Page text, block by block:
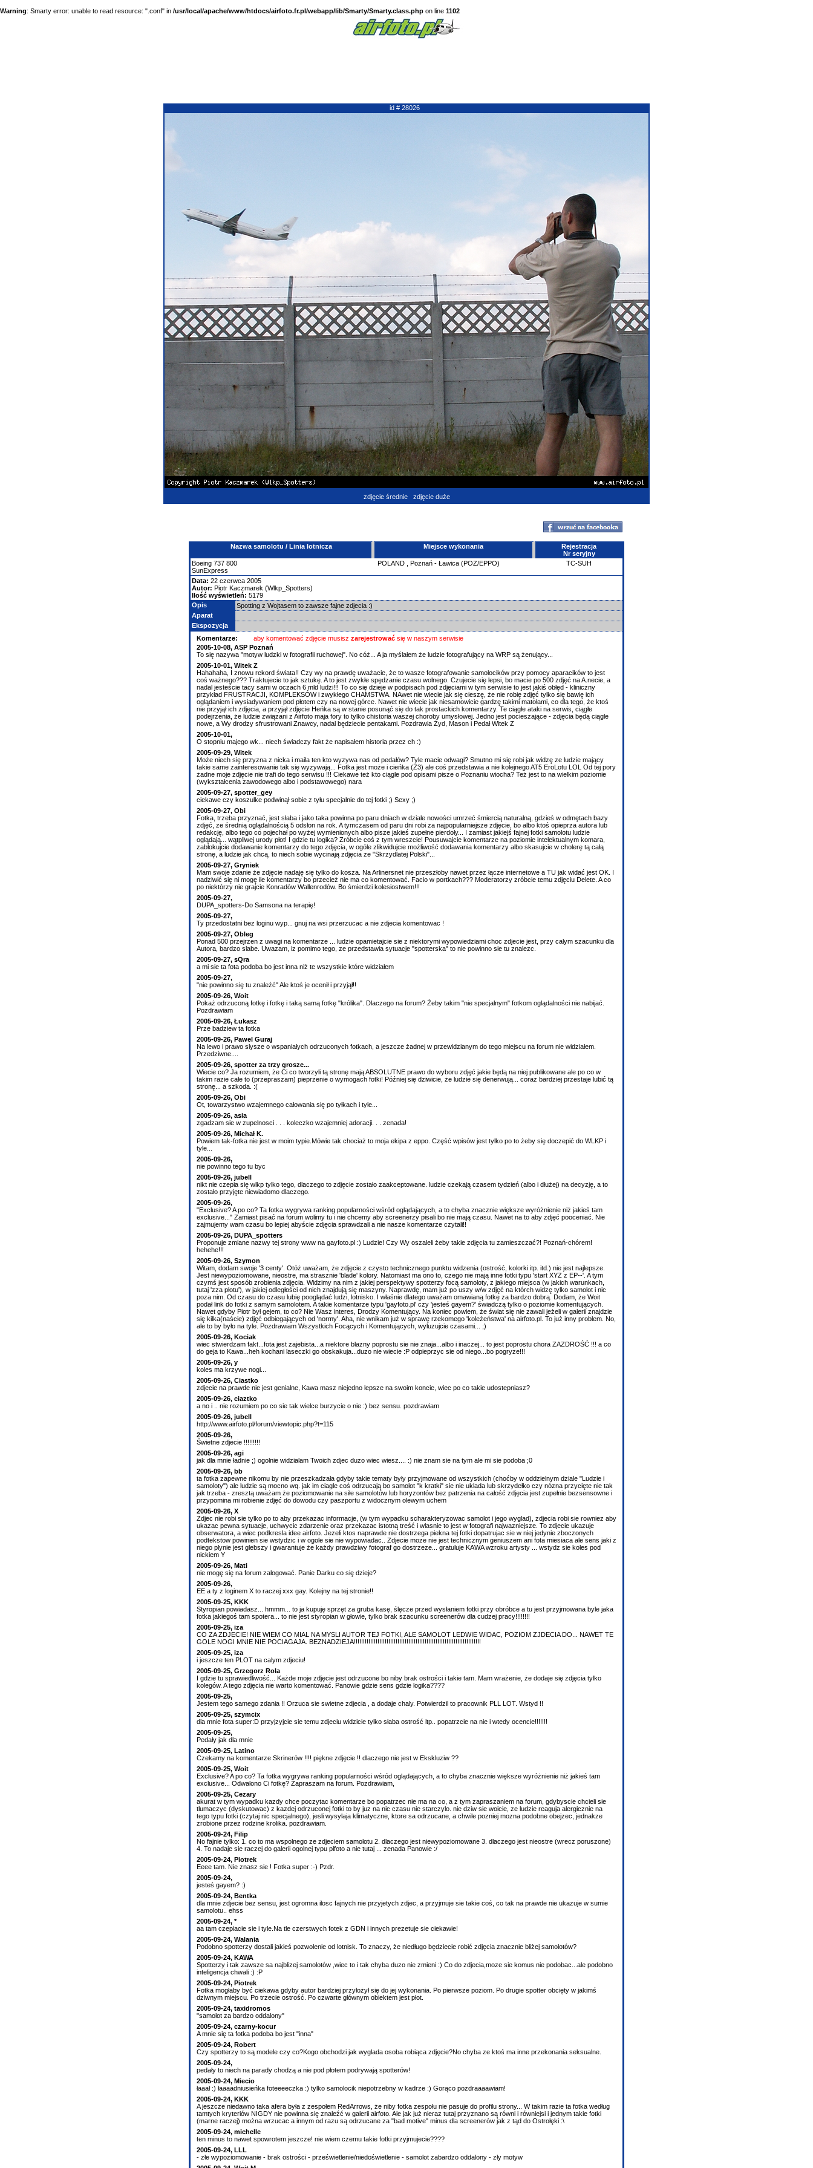
Warning: Smarty error: unable to read resource: ".conf" in /usr/local/apache/www/htdocs/airfoto.fr.pl/webapp/lib/Smarty/Smarty.class.php on line 1102
id # 28026
zdjęcie średnie zdjęcie duże
Nazwa samolotu / Linia lotnicza Miejsce wykonania
Rejestracja
Nr seryjny
Boeing 737 800
SunExpress
POLAND Poznań - Ławica (POZ/EPPO) TC-SUH
Data: 22 czerwca 2005
Autor: Piotr Kaczmarek (Wlkp_Spotters)
Ilość wyświetleń: 5179
Opis
Spotting z Wojtasem to zawsze fajne zdjecia :)
Aparat
Ekspozycja
Komentarze:
aby komentować zdjęcie musisz zarejestrować się w naszym serwisie
2005-10-08, ASP Poznań
To się nazywa "motyw ludzki w fotografii ruchowej". No cóż... A ja myślałem że ludzie fotografujący na WRP są żenujący...
2005-10-01, Witek Z
Hahahaha, I znowu rekord świata!! Czy wy na prawdę uważacie, że to wasze fotografowanie samolocików przy pomocy aparacików to jest
coś ważnego??? Traktujecie to jak sztukę. A to jest zwykłe spędzanie czasu wolnego. Czujecie się lepsi, bo macie po 500 zdjęć na A.necie, a
nadal jesteście tacy sami w oczach 6 mld ludzi!!! To co się dzieje w podpisach pod zdjęciami w tym serwisie to jest jakiś obłęd - kliniczny
przykład FRUSTRACJI, KOMPLEKSÓW i zwykłego CHAMSTWA. NAwet nie wiecie jak się cieszę, że nie robię zdjęć tylko się bawię ich
oglądaniem i wysiadywaniem pod płotem czy na nowej górce. Nawet nie wiecie jak niesamowicie gardzę takimi matołami, co dla tego, że ktoś
nie przyjął ich zdjęcia, a przyjął zdjęcie Heńka są w stanie posunąć się do tak prostackich komentarzy. Te ciągłe ataki na serwis, ciągłe
podejrzenia, że ludzie związani z Airfoto maja fory to tylko chistoria waszej choroby umysłowej. Jedno jest pocieszające - zdjęcia będą ciągle
nowe, a Wy drodzy sfrustrowani Znawcy, nadal będziecie pentakami. Pozdrawia Żyd, Mason i Pedał Witek Z
2005-10-01,
O stopniu majego wk... niech świadczy fakt że napisałem historia przez ch :)
2005-09-29, Witek
Może niech się przyzna z nicka i maila ten kto wyzywa nas od pedałów? Tyle macie odwagi? Smutno mi się robi jak widzę ze ludzie mający
takie same zainteresowanie tak się wyzywają... Fotka jest może i cieńka (Z3) ale coś przedstawia a nie kolejnego AT5 EroLotu LOL Od tej pory
żadne moje zdjęcie nie trafi do tego serwisu !!! Ciekawe też kto ciągle pod opisami pisze o Poznaniu wiocha? Też jest to na wielkim poziomie
(wykształcenia zawodowego albo i podstawowego) nara
2005-09-27, spotter_gey
ciekawe czy koszulke podwinął sobie z tyłu specjalnie do tej fotki ;) Sexy ;)
2005-09-27, Obi
Fotka, trzeba przyznać, jest słaba i jako taka powinna po paru dniach w dziale nowości umrzeć śmiercią naturalną, gdzieś w odmętach bazy
zdjęć, ze średnią oglądalnością 5 odsłon na rok. A tymczasem od paru dni robi za najpopularniejsze zdjęcie, bo albo ktoś opieprza autora lub
redakcję, albo tego co pojechał po wyżej wymienionych albo pisze jakieś zupełne pierdoły... I zamiast jakiejś fajnej fotki samolotu ludzie
oglądają... wątpliwej urody płot! I gdzie tu logika? Zróbcie coś z tym wreszcie! Pousuwajcie komentarze na poziomie intelektualnym komara,
zablokujcie dodawanie komentarzy do tego zdjęcia, w ogóle zlikwidujcie możliwość dodawania komentarzy albo skasujcie w cholerę tą całą
stronę, a ludzie jak chcą, to niech sobie wycinają zdjęcia ze "Skrzydlatej Polski"...
2005-09-27, Gryniek
Mam swoje zdanie że zdjęcie nadaję się tylko do kosza. Na Arlinersnet nie przeszłoby nawet przez łącze internetowe a TU jak widać jest OK. I
nadziwić się ni mogę ile komentarzy bo przecież nie ma co komentować. Facio w portkach??? Moderatorzy zróbcie temu zdjęciu Delete. A co
po niektórzy nie grajcie Konradów Wallenrodów. Bo śmierdzi kolesiostwem!!!
2005-09-27,
DUPA_spotters-Do Samsona na terapię!
2005-09-27,
Ty przedostatni bez loginu wyp... gnuj na wsi przerzucac a nie zdjecia komentowac !
2005-09-27, Obleg
Ponad 500 przejrzen z uwagi na komentarze ... ludzie opamietajcie sie z niektorymi wypowiedziami choc zdjecie jest, przy calym szacunku dla
Autora, bardzo slabe. Uwazam, iz pomimo tego, ze przedstawia sytuacje "spotterska" to nie powinno sie tu znalezc.
2005-09-27, sQra
a mi sie ta fota podoba bo jest inna niż te wszystkie które widziałem
2005-09-27,
"nie powinno się tu znaleźć" Ale ktoś je ocenił i przyjął!!
2005-09-26, Woit
Pokaż odrzuconą fotkę i fotkę i taką samą fotkę "królika". Dlaczego na forum? Żeby takim "nie specjalnym" fotkom oglądalności nie nabijać.
Pozdrawiam
2005-09-26, Łukasz
Prze badziew ta fotka
2005-09-26, Pawel Guraj
Na lewo i prawo slysze o wspaniałych odrzuconych fotkach, a jeszcze żadnej w przewidzianym do tego miejscu na forum nie widziałem.
Przedziwne....
2005-09-26, spotter za trzy grosze...
Wiecie co? Ja rozumiem, że Ci co tworzyli tą stronę mają ABSOLUTNE prawo do wyboru zdjęć jakie będą na niej publikowane ale po co w
takim razie całe to (przepraszam) pieprzenie o wymogach fotki! Później się dziwicie, że ludzie się denerwują... coraz bardziej przestaje lubić tą
stronę... a szkoda. :(
2005-09-26, Obi
Ot, towarzystwo wzajemnego całowania się po tyłkach i tyle...
2005-09-26, asia
zgadzam sie w zupelnosci . . . koleczko wzajemniej adoracji. . . zenada!
2005-09-26, Michał K.
Powiem tak-fotka nie jest w moim typie.Mówie tak chociaż to moja ekipa z eppo. Część wpisów jest tylko po to żeby się doczepić do WLKP i
tyle...
2005-09-26,
nie powinno tego tu byc
2005-09-26, jubell
nikt nie czepia się wlkp tylko tego, dlaczego to zdjęcie zostało zaakceptowane. ludzie czekają czasem tydzień (albo i dłużej) na decyzję, a to
zostało przyjęte niewiadomo dlaczego.
2005-09-26,
"Exclusive? A po co? Ta fotka wygrywa ranking popularności wśród oglądających, a to chyba znacznie większe wyróżnienie niż jakieś tam
exclusive..." Zamiast pisać na forum wolimy tu i nie chcemy aby screenerzy pisali bo nie mają czasu. Nawet na to aby zdjęć pooceniać. Nie
zajmujemy wam czasu bo lepiej abyście zdjęcia sprawdzali a nie nasze komentarze czytali!!
2005-09-26, DUPA_spotters
Proponuje zmiane nazwy tej strony www na gayfoto.pl :) Ludzie! Czy Wy oszaleli żeby takie zdjęcia tu zamieszczać?! Poznań-chórem!
hehehe!!!
2005-09-26, Szymon
Witam, dodam swoje '3 centy'. Otóż uważam, że zdjęcie z czysto technicznego punktu widzenia (ostrość, kolorki itp. itd.) nie jest najlepsze.
Jest niewypoziomowane, nieostre, ma strasznie 'blade' kolory. Natomiast ma ono to, czego nie mają inne fotki typu 'start XYZ z EP--'. A tym
czymś jest sposób zrobienia zdjęcia. Widzimy na nim z jakiej perspektywy spotterzy focą samoloty, z jakiego miejsca (w jakich warunkach,
tutaj 'zza płotu'), w jakiej odległości od nich znajdują się maszyny. Naprawdę, mam już po uszy w/w zdjęć na którch widzę tylko samolot i nic
poza nim. Od czasu do czasu lubię pooglądać ludzi, lotnisko. I właśnie dlatego uważam omawianą fotkę za bardzo dobrą. Dodam, że Woit
podał link do fotki z samym samolotem. A takie komentarze typu 'gayfoto.pl' czy 'jesteś gayem?' świadczą tylko o poziomie komentujących.
Nawet gdyby Piotr był gejem, to co? Nie Wasz interes, Drodzy Komentujący. Na koniec powiem, że świat się nie zawali jeżeli w galerii znajdzie
się kilka(naście) zdjęć odbiegających od 'normy'. Aha, nie wnikam już w sprawę rzekomego 'koleżeństwa' na airfoto.pl. To już inny problem. No,
ale to by było na tyle. Pozdrawiam Wszystkich Focących i Komentujących, wyluzujcie czasami... ;)
2005-09-26, Kociak
wiec stwierdzam fakt...fota jest zajebista...a niektore blazny poprostu sie nie znaja...albo i inaczej... to jest poprostu chora ZAZDROŚĆ !!! a co
do geja to Kawa...heh kochani laseczki go obskakuja...duzo nie wiecie :P odpieprzyc sie od niego...bo pogryze!!!
2005-09-26, y
koles ma krzywe nogi...
2005-09-26, Ciastko
zdjecie na prawde nie jest genialne, Kawa masz niejedno lepsze na swoim koncie, wiec po co takie udostepniasz?
2005-09-26, ciaztko
a no i .. nie rozumiem po co sie tak wielce burzycie o nie :) bez sensu. pozdrawiam
2005-09-26, jubell
http://www.airfoto.pl/forum/viewtopic.php?t=115
2005-09-26,
Świetne zdjecie !!!!!!!!!
2005-09-26, agi
jak dla mnie ładnie ;) ogolnie widzialam Twoich zdjec duzo wiec wiesz.... :) nie znam sie na tym ale mi sie podoba ;0
2005-09-26, bb
ta fotka zapewne nikomu by nie przeszkadzała gdyby takie tematy były przyjmowane od wszystkich (choćby w oddzielnym dziale "Ludzie i
samoloty") ale ludzie są mocno wq. jak im ciagle coś odrzucają bo samolot "k kratki" sie nie uklada lub skrzydełko czy nózna przycięte nie tak
jak trzeba - zresztą uważam że poziomowanie na siłe samolotów lub horyzontów bez patrzenia na całość zdjęcia jest zupełnie bezsensowne i
przypomina mi robienie zdjęć do dowodu czy paszportu z widocznym olewym uchem
2005-09-26, X
Zdjec nie robi sie tylko po to aby przekazac informacje, (w tym wypadku scharakteryzowac samolot i jego wyglad), zdjecia robi sie rowniez aby
ukazac pewna sytuacje, uchwycic zdarzenie oraz przekazac istotną treść i wlasnie to jest w fotografi najwazniejsze. To zdjecie ukazuje
obserwatora, a wiec podkresla idee airfoto. Jezeli ktos naprawde nie dostrzega piekna tej fotki dopatrujac sie w niej jedynie zboczonych
podtekstow powinien sie wstydzic i w ogole sie nie wypowiadac.. Zdjecie moze nie jest technicznym geniuszem ani fota miesiaca ale sens jaki z
niego plynie jest glebszy i gwarantuje że każdy prawdziwy fotograf go dostrzeze... gratuluje KAWA wzroku artysty ... wstydz sie koles pod
nickiem Y
2005-09-26, Mati
nie mogę się na forum zalogować. Panie Darku co się dzieje?
2005-09-26,
EE a ty z loginem X to raczej xxx gay. Kolejny na tej stronie!!
2005-09-25, KKK
Styropian powiadasz... hmmm... to ja kupuję sprzęt za gruba kasę, ślęcze przed wysłaniem fotki przy obróbce a tu jest przyjmowana byle jaka
fotka jakiegoś tam spotera... to nie jest styropian w głowie, tylko brak szacunku screenerów dla cudzej pracy!!!!!!!!
2005-09-25, iza
CO ZA ZDJECIE! NIE WIEM CO MIAL NA MYSLI AUTOR TEJ FOTKI, ALE SAMOLOT LEDWIE WIDAC, POZIOM ZJDECIA DO... NAWET TE
GOLE NOGI MNIE NIE POCIAGAJA. BEZNADZIEJA!!!!!!!!!!!!!!!!!!!!!!!!!!!!!!!!!!!!!!!!!!!!!!!!!!!!!!!!!!!!!!!!!!!!!!
2005-09-25, iza
i jeszcze ten PLOT na calym zdjeciu!
2005-09-25, Grzegorz Rola
I gdzie tu sprawiedliwość... Każde moje zdjęcie jest odrzucone bo niby brak ostrości i takie tam. Mam wrażenie, że dodaje się zdjęcia tylko
kolegów. A tego zdjęcia nie warto komentować. Panowie gdzie sens gdzie logika????
2005-09-25,
Jestem tego samego zdania !! Orzuca sie swietne zdjecia , a dodaje chaly. Potwierdzil to pracownik PLL LOT. Wstyd !!
2005-09-25, szymcix
dla mnie fota super:D przyjzyjcie sie temu zdjeciu widzicie tylko słaba ostrość itp.. popatrzcie na nie i wtedy ocencie!!!!!!!
2005-09-25,
Pedały jak dla mnie
2005-09-25, Latino
Czekamy na komentarze Skrinerów !!!! piękne zdjęcie !! dlaczego nie jest w Ekskluziw ??
2005-09-25, Woit
Exclusive? A po co? Ta fotka wygrywa ranking popularności wśród oglądających, a to chyba znacznie większe wyróżnienie niż jakieś tam
exclusive... Odwalono Ci fotkę? Zapraszam na forum. Pozdrawiam,
2005-09-25, Cezary
akurat w tym wypadku kazdy chce poczytac komentarze bo popatrzec nie ma na co, a z tym zapraszaniem na forum, gdybyscie chcieli sie
tlumaczyc (dyskutowac) z kazdej odrzuconej fotki to by juz na nic czasu nie starczylo. nie dziw sie woicie, ze ludzie reaguja alergicznie na
tego typu fotki (czytaj nic specjalnego), jesli wysylaja klimatyczne, ktore sa odrzucane, a chwile pozniej mozna podobne obejzec, jednakze
zrobione przez rodzine krolika. pozdrawiam.
2005-09-24, Filip
No fajnie tylko: 1. co to ma wspolnego ze zdjeciem samolotu 2. dlaczego jest niewypoziomowane 3. dlaczego jest nieostre (wrecz poruszone)
4. To nadaje sie raczej do galerii ogolnej typu plfoto a nie tutaj ... zenada Panowie :/
2005-09-24, Piotrek
Eeee tam. Nie znasz sie ! Fotka super :-) Pzdr.
2005-09-24,
jesteś gayem? :)
2005-09-24, Bentka
dla mnie zdjecie bez sensu, jest ogromna ilosc fajnych nie przyjetych zdjec, a przyjmuje sie takie coś, co tak na prawde nie ukazuje w sumie
samolotu.. ehss
2005-09-24, *
aa tam czepiacie sie i tyle.Na tle czerstwych fotek z GDN i innych prezetuje sie ciekawie!
2005-09-24, Walania
Podobno spotterzy dostali jakieś pozwolenie od lotnisk. To znaczy, że niedługo będziecie robić zdjęcia znacznie bliżej samolotów?
2005-09-24, KAWA
Spotterzy i tak zawsze sa najblizej samolotów ,wiec to i tak chyba duzo nie zmieni :) Co do zdjecia,moze sie komus nie podobac...ale podobno
inteligencja chwali :) :P
2005-09-24, Piotrek
Fotka mogłaby być ciekawa gdyby autor bardziej przyłożył się do jej wykonania. Po pierwsze poziom. Po drugie spotter obcięty w jakimś
dziwnym miejscu. Po trzecie ostrość. Po czwarte głównym obiektem jest płot.
2005-09-24, taxidromos
"samolot za bardzo oddalony"
2005-09-24, czarny-kocur
A mnie się ta fotka podoba bo jest "inna"
2005-09-24, Robert
Czy spotterzy to są modele czy co?Kogo obchodzi jak wyglada osoba robiąca zdjęcie?No chyba ze ktoś ma inne przekonania seksualne.
2005-09-24,
pedały to niech na parady chodzą a nie pod płotem podrywają spotterów!
2005-09-24, Miecio
łaaał :) łaaaadniusieńka foteeeeczka :) tylko samolocik niepotrzebny w kadrze :) Gorąco pozdraaaawiam!
2005-09-24, KKK
A jeszcze niedawno taka afera była z zespołem RedArrows, że niby fotka zespołu nie pasuje do profilu strony... W takim razie ta fotka według
tamtych kryteriów NIGDY nie powinna się znaleźć w galerii airfoto. Ale jak już nieraz tutaj przyznano są równi i równiejsi i jednym takie fotki
(marne raczej) można wrzucac a innym od razu są odrzucane za "bad motive" minus dla screenerów jak z tąd do Ostrołęki :\
2005-09-24, michelle
ten minus to nawet spowrotem jeszcze! nie wiem czemu takie fotki przyjmujecie????
2005-09-24, LLL
- złe wypoziomowanie - brak ostrości - prześwietlenie/niedoświetlenie - samolot zabardzo oddalony - zły motyw